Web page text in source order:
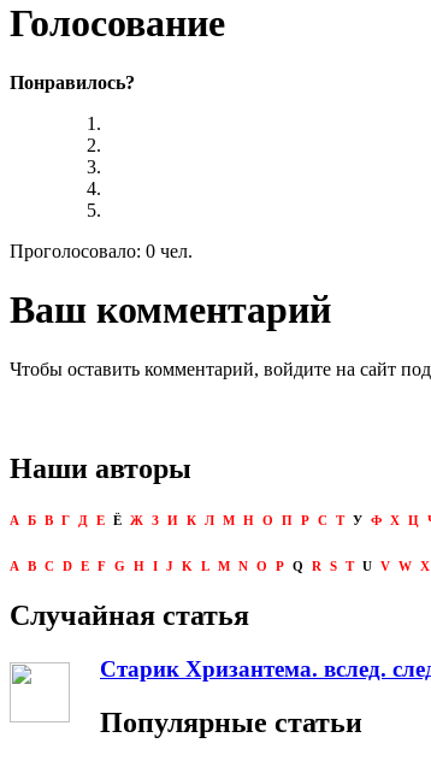
Голосование
Понравилось?
Проголосовало: 0 чел.
Ваш комментарий
Чтобы оставить комментарий, войдите на сайт
Наши авторы
А Б В Г Д Е Ё Ж З И К Л М Н О П Р С Т У Ф Х Ц
A B C D E F G H I J K L M N O P Q R S T U V W X
Случайная статья
Старик Хризантема. вслед.
Популярные статьи